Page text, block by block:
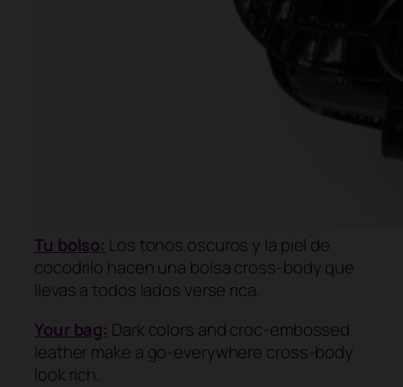
Tu bolso: Los tonos oscuros y la piel de
cocodrilo hacen una bolsacross-bodyque
llevas a todos lados verse rica.
Your bag: Dark colors and croc-embossed
leather make a go-everywhere cross-body
look rich.